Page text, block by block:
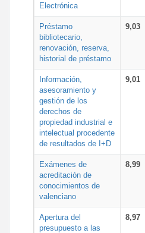
Electrónica
Préstamo
bibliotecario,
renovación, reserva,
historial de préstamo
9,03
Información,
asesoramiento y
gestión de los
derechos de
propiedad industrial e
intelectual procedente
de resultados de I+D
9,01
Exámenes de
acreditación de
conocimientos de
valenciano
8,99
Apertura del
presupuesto a las
8,97